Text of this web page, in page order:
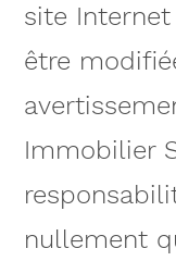
site
être
Immobilier
nullement